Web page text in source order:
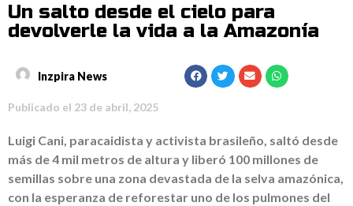
Un salto desde el cielo para
devolverle la vida a la Amazonía
Inzpira News
Publicado el 23 de abril, 2025
Luigi Cani, paracaidista y activista brasileño, saltó desde
más de 4 mil metros de altura y liberó 100 millones de
semillas sobre una zona devastada de la selva amazónica,
con la esperanza de reforestar uno de los pulmones del